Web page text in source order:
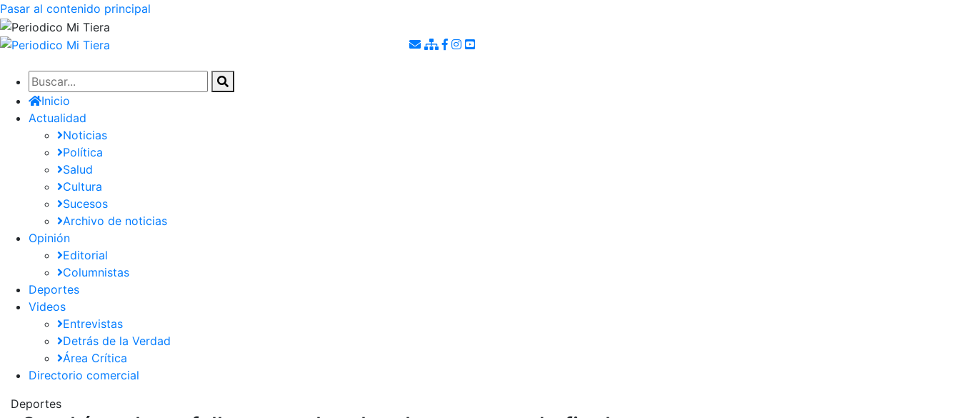
Pasar al contenido principal
Inicio
Actualidad
Noticias
Política
Salud
Cultura
Sucesos
Archivo de noticias
Opinión
Editorial
Columnistas
Deportes
Videos
Entrevistas
Detrás de la Verdad
Área Crítica
Directorio comercial
Deportes